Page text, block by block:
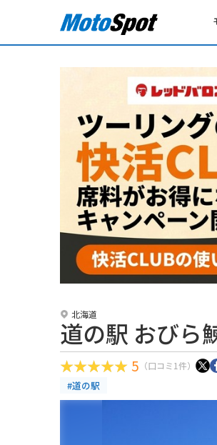
北海道
道の駅 おびら
5 （口コミ1件）
#道の駅